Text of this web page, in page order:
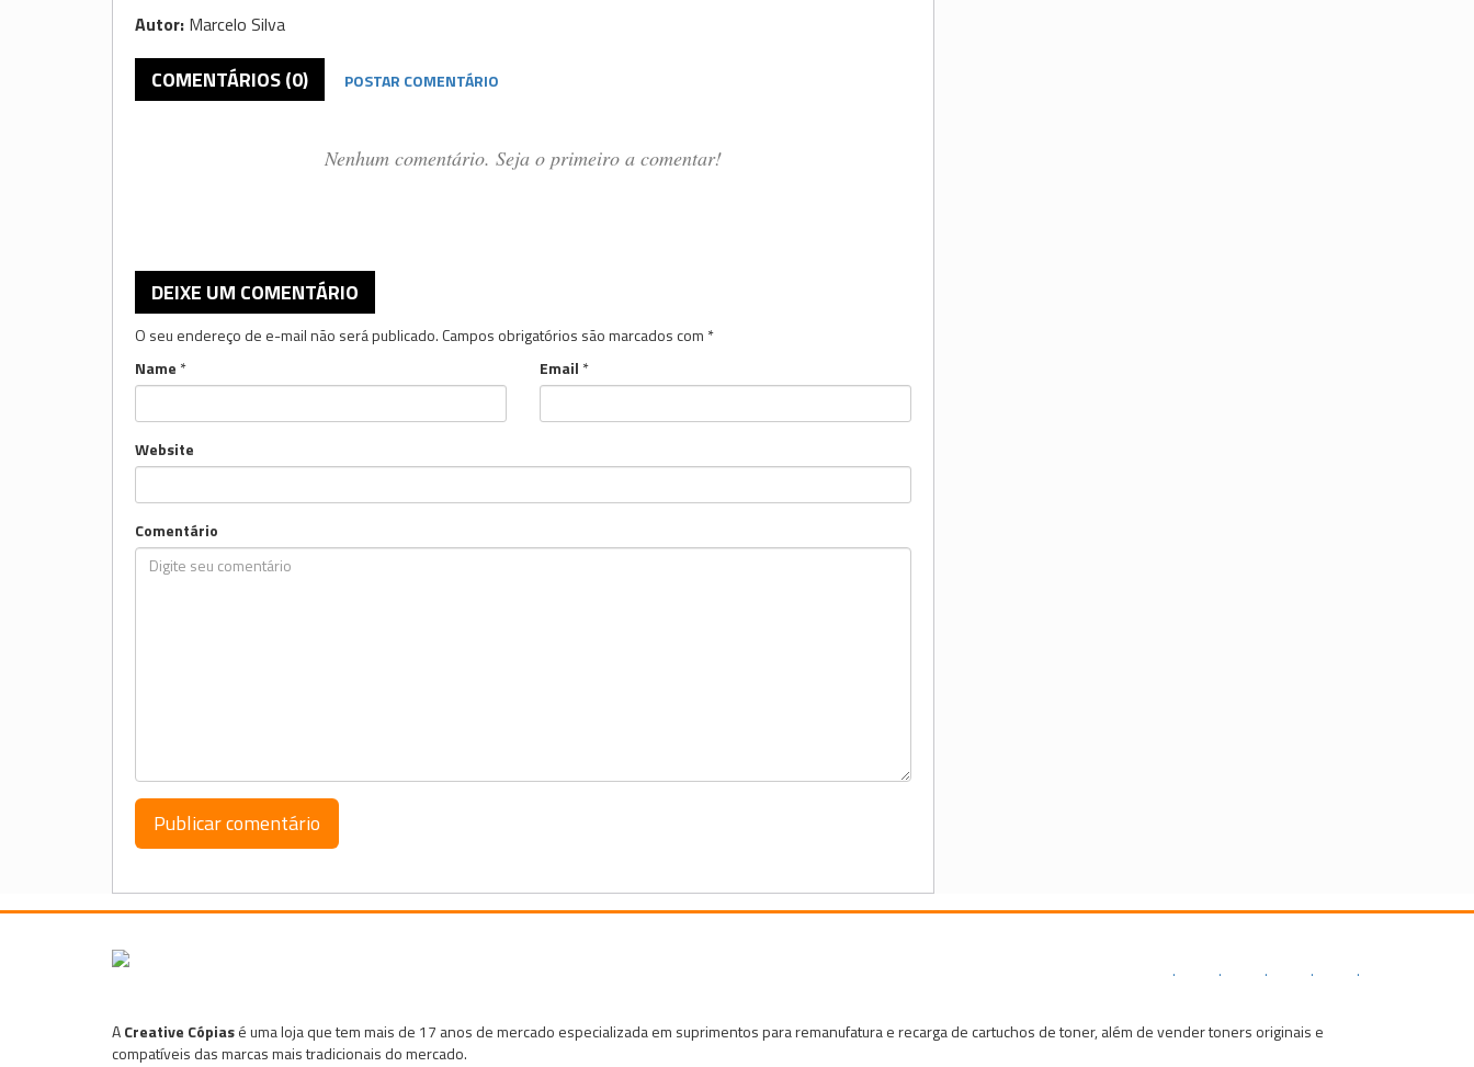
Autor: Marcelo Silva
COMENTÁRIOS (0) POSTAR COMENTÁRIO
Nenhum comentário. Seja o primeiro a comentar!
DEIXE UM COMENTÁRIO
O seu endereço de e-mail não será publicado. Campos obrigatórios são marcados com *
Name * Email *
Website
Comentário
. . . . .
ACreative Cópiasé uma loja que tem mais de 17 anos de mercado especializada em suprimentos para remanufatura e recarga de cartuchos de toner, além de vender toners originais e
compatíveis das marcas mais tradicionais do mercado.